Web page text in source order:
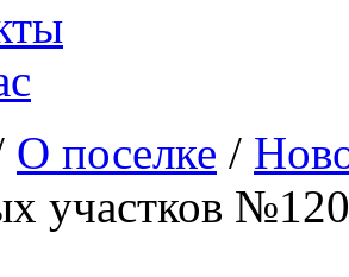
О поселке /
участков